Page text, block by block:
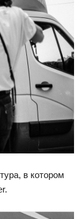
в котором